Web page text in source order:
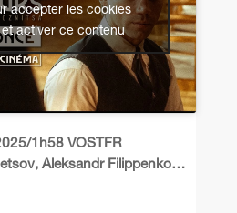
accepter les cookies
activer ce contenu
1h58 VOSTFR
Aleksandr Filippenko…